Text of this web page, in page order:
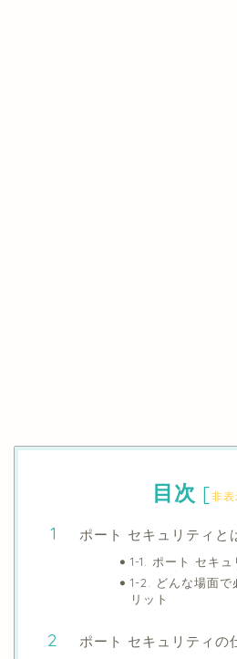
目次 [非表
ポート セキュリティと
1-1. ポート セキ
1-2. どんな場面で
リット
ポート セキュリティの